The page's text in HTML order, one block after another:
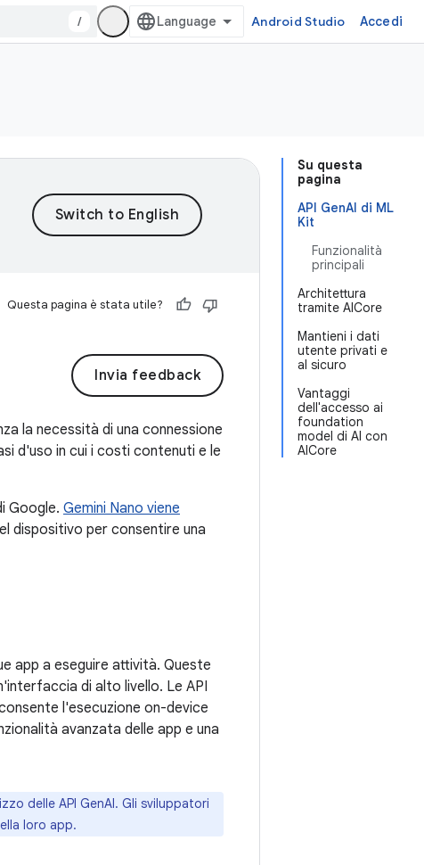
/ Android Studio Accedi
Su questa
pagina
API GenAI di ML
Kit
Funzionalità
principali
Architettura
tramite AICore
Mantieni i dati
utente privati e
al sicuro
Vantaggi
dell'accesso ai
foundation
model di AI con
AICore
Questa pagina è stata utile?
Invia feedback
la necessità di una connessione
d'uso in cui i costi contenuti e le
Google. Gemini Nano viene
dispositivo per consentire una
app a eseguire attività. Queste
di alto livello. Le API
l'esecuzione on-device
avanzata delle app e una
delle API GenAI. Gli sviluppatori
loro app.